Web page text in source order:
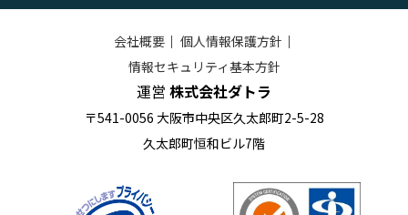
会社概要｜ 個人情報保護方針 ｜
情報セキュリティ基本方針
運営 株式会社ダトラ
〒541-0056 大阪市中央区久太郎町2-5-28
久太郎町恒和ビル7階